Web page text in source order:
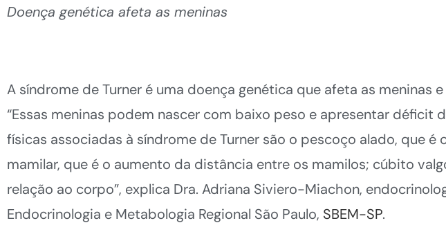
Doença genética afeta as meninas
A síndrome de Turner é uma doença genética que afeta as meninas
“Essas meninas podem nascer com baixo peso e apresentar
físicas associadas à síndrome de Turner são o pescoço alado, que
mamilar, que é o aumento da distância entre os mamilos; cúbito
relação ao corpo”, explica Dra. Adriana Siviero-Miachon,
Endocrinologia e Metabologia Regional São Paulo, SBEM-SP.